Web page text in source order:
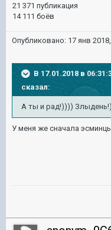
21 371 публикация
14 111 боёв
Опубликовано: 17 янв
В 17.01.2018 в
сказал:
А ты и рад!))))
У меня же сначала